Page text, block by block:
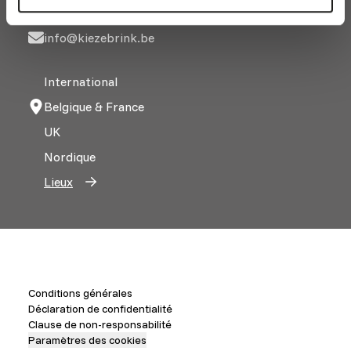
+32 52 69 44 44
info@kiezebrink.be
International
Belgique & France
UK
Nordique
Lieux
Conditions générales
Déclaration de confidentialité
Clause de non-responsabilité
Paramètres des cookies